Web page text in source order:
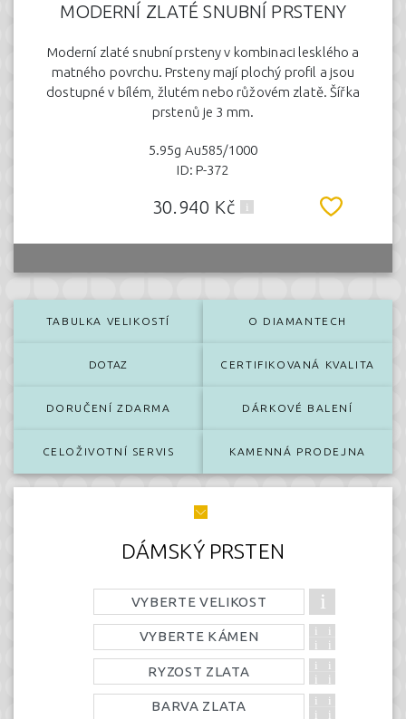
MODERNÍ ZLATÉ SNUBNÍ PRSTENY
Moderní zlaté snubní prsteny v kombinaci lesklého a
matného povrchu. Prsteny mají plochý profil a jsou
dostupné v bílém, žlutém nebo růžovém zlatě. Šířka
prstenů je 3 mm.
5.95g Au585/1000
ID: P-372
30.940 Kč
TABULKA VELIKOSTÍ O DIAMANTECH
DOTAZ CERTIFIKOVANÁ KVALITA
DORUČENÍ ZDARMA DÁRKOVÉ BALENÍ
CELOŽIVOTNÍ SERVIS KAMENNÁ PRODEJNA
DÁMSKÝ PRSTEN
VYBERTE VELIKOST
VYBERTE KÁMEN
RYZOST ZLATA
BARVA ZLATA